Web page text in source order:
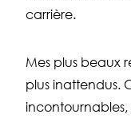
carrière.
Mes plus beaux
plus inattendus.